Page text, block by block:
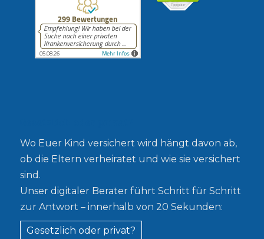
Wo Euer Kind versichert wird hängt davon ab,
ob die Eltern verheiratet und wie sie versichert
sind.
Unser digitaler Berater führt Schritt für Schritt
zur Antwort – innerhalb von 20 Sekunden:
Gesetzlich oder privat?